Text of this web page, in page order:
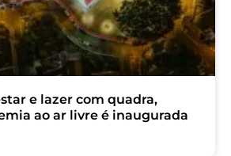
e lazer com quadra,
ao ar livre é inaugurada